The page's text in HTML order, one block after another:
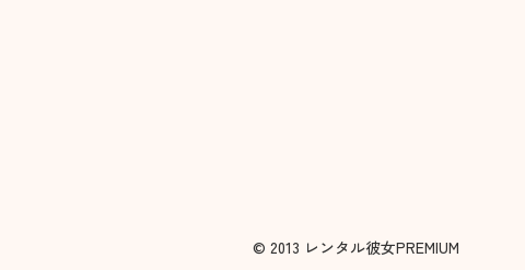
© 2013 レンタル彼女PREMIUM